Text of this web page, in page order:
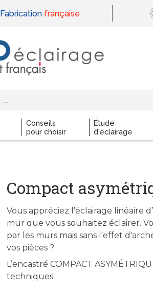
Fabrication française
Conseils
pour choisir
Étude
d'éclairage
Compact
Vous appréciez l’éclairage linéaire
mur que vous souhaitez éclairer.
par les murs mais sans l'effet
vos pièces ?
L’encastré COMPACT
techniques.